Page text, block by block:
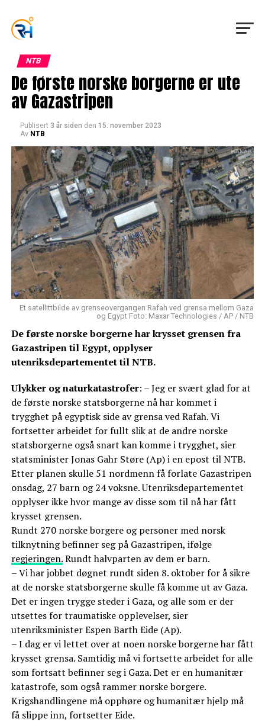
NTB
De første norske borgerne er ute
av Gazastripen
Publisert 3 år siden den 15. november 2023
Av NTB
Et satellittbilde av grenseovergangen Rafah ved grensa mellom Gaza
og Egypt Foto: Maxar Technologies / AP / NTB
De første norske borgerne har krysset grensen fra
Gazastripen til Egypt, opplyser
utenriksdepartementet til NTB.
Ulykker og naturkatastrofer: – Jeg er svært glad for at
de første norske statsborgerne nå har kommet i
trygghet på egyptisk side av grensa ved Rafah. Vi
fortsetter arbeidet for fullt slik at de andre norske
statsborgerne også snart kan komme i trygghet, sier
statsminister Jonas Gahr Støre (Ap) i en epost til NTB.
Etter planen skulle 51 nordmenn få forlate Gazastripen
onsdag, 27 barn og 24 voksne. Utenriksdepartementet
opplyser ikke hvor mange av disse som til nå har fått
krysset grensen.
Rundt 270 norske borgere og personer med norsk
tilknytning befinner seg på Gazastripen, ifølge
regjeringen.Rundt halvparten av dem er barn.
– Vi har jobbet døgnet rundt siden 8. oktober for å sikre
at de norske statsborgerne skulle få komme ut av Gaza.
Det er ingen trygge steder i Gaza, og alle som er der
utsettes for traumatiske opplevelser, sier
utenriksminister Espen Barth Eide (Ap).
– I dag er vi lettet over at noen norske borgerne har fått
krysset grensa. Samtidig må vi fortsette arbeidet for alle
som fortsatt befinner seg i Gaza. Det er en humanitær
katastrofe, som også rammer norske borgere.
Krigshandlingene må opphøre og humanitær hjelp må
få slippe inn, fortsetter Eide.